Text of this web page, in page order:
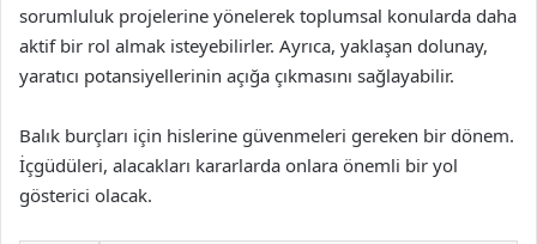
sorumluluk projelerine yönelerek toplumsal konularda daha
aktif bir rol almak isteyebilirler. Ayrıca, yaklaşan dolunay,
yaratıcı potansiyellerinin açığa çıkmasını sağlayabilir.
Balık burçları için hislerine güvenmeleri gereken bir dönem.
İçgüdüleri, alacakları kararlarda onlara önemli bir yol
gösterici olacak.